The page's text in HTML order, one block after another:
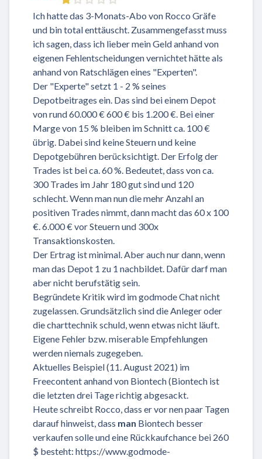
Ich hatte das 3-Monats-Abo von Rocco Gräfe
und bin total enttäuscht. Zusammengefasst muss
ich sagen, dass ich lieber mein Geld anhand von
eigenen Fehlentscheidungen vernichtet hätte als
anhand von Ratschlägen eines "Experten".
Der "Experte" setzt 1 - 2 % seines
Depotbeitrages ein. Das sind bei einem Depot
von rund 60.000 € 600 € bis 1.200 €. Bei einer
Marge von 15 % bleiben im Schnitt ca. 100 €
übrig. Dabei sind keine Steuern und keine
Depotgebühren berücksichtigt. Der Erfolg der
Trades ist bei ca. 60 %. Bedeutet, dass von ca.
300 Trades im Jahr 180 gut sind und 120
schlecht. Wenn man nun die mehr Anzahl an
positiven Trades nimmt, dann macht das 60 x 100
€. 6.000 € vor Steuern und 300x
Transaktionskosten.
Der Ertrag ist minimal. Aber auch nur dann, wenn
man das Depot 1 zu 1 nachbildet. Dafür darf man
aber nicht berufstätig sein.
Begründete Kritik wird im godmode Chat nicht
zugelassen. Grundsätzlich sind die Anleger oder
die charttechnik schuld, wenn etwas nicht läuft.
Eigene Fehler bzw. miserable Empfehlungen
werden niemals zugegeben.
Aktuelles Beispiel (11. August 2021) im
Freecontent anhand von Biontech (Biontech ist
die letzten drei Tage richtig abgesackt.
Heute schreibt Rocco, dass er vor nen paar Tagen
darauf hinweist, dass man Biontech besser
verkaufen solle und eine Rückkaufchance bei 260
$ besteht: https://www.godmode-